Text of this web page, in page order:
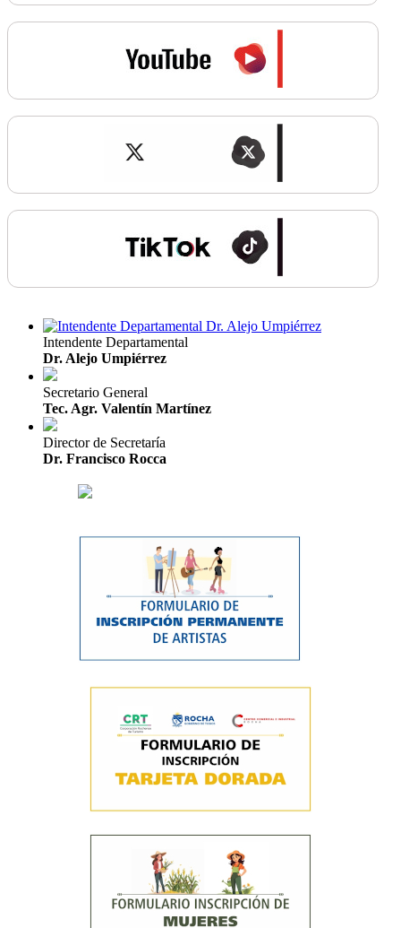
Intendente Departamental
Dr. Alejo Umpiérrez
Secretario General
Tec. Agr. Valentín Martínez
Director de Secretaría
Dr. Francisco Rocca